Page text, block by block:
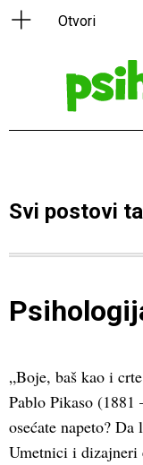
Svi postovi
„Boje, baš kao i
Pablo Pikaso
osećate napeto?
Umetnici i dizajneri